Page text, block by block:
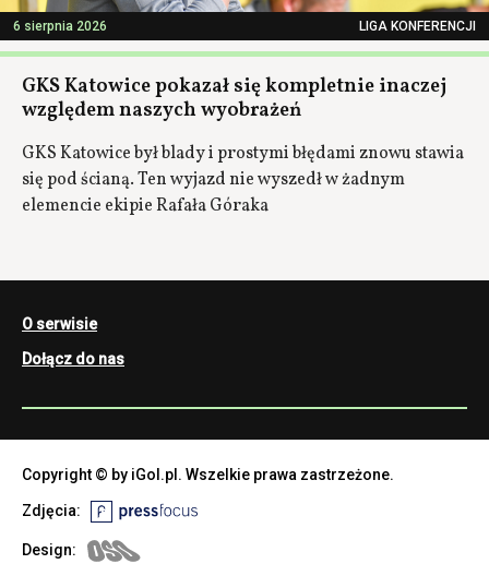
6 sierpnia 2026 LIGA KONFERENCJI
GKS Katowice pokazał się kompletnie inaczej
względem naszych wyobrażeń
GKS Katowice był blady i prostymi błędami znowu stawia
się pod ścianą. Ten wyjazd nie wyszedł w żadnym
elemencie ekipie Rafała Góraka
O serwisie
Dołącz do nas
Copyright © by iGol.pl. Wszelkie prawa zastrzeżone.
Zdjęcia:
Design: